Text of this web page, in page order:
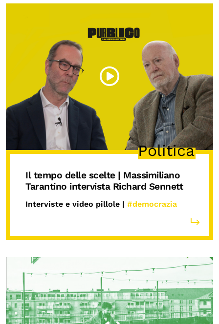
Politica
Il tempo delle scelte | Massimiliano
Tarantino intervista Richard Sennett
Interviste e video pillole | #democrazia